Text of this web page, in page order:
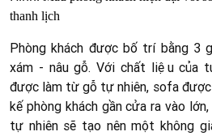
thanh lịch
Phòng khách được bố trí bằng 3
xám - nâu gỗ. Với chất liệu của
được làm từ gỗ tự nhiên, sofa
kế phòng khách gần cửa ra vào
tự nhiên sẽ tạo nên một không